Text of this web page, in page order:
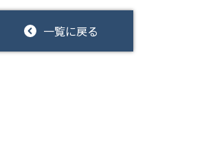
一覧に戻る